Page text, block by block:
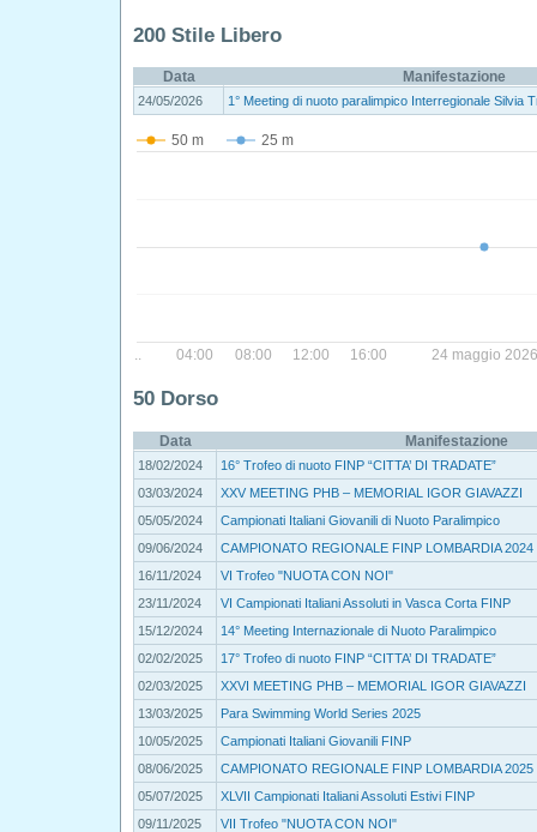
200 Stile Libero
Data Manifestazione
24/05/2026 1° Meeting di nuoto paralimpico Interregionale Silvia
50 m 25 m
.. 24 maggio 2026
04:00 08:00 12:00 16:00
50 Dorso
Data Manifestazione
18/02/2024
16° Trofeo di nuoto FINP “CITTA’ DI TRADATE”
03/03/2024
XXV MEETING PHB – MEMORIAL IGOR GIAVAZZI
05/05/2024
Campionati Italiani Giovanili di Nuoto Paralimpico
09/06/2024
CAMPIONATO REGIONALE FINP LOMBARDIA 2024
16/11/2024
VI Trofeo "NUOTA CON NOI"
23/11/2024
VI Campionati Italiani Assoluti in Vasca Corta FINP
15/12/2024
14° Meeting Internazionale di Nuoto Paralimpico
02/02/2025
17° Trofeo di nuoto FINP “CITTA’ DI TRADATE”
02/03/2025
XXVI MEETING PHB – MEMORIAL IGOR GIAVAZZI
13/03/2025
Para Swimming World Series 2025
10/05/2025
Campionati Italiani Giovanili FINP
08/06/2025
CAMPIONATO REGIONALE FINP LOMBARDIA 2025
05/07/2025
XLVII Campionati Italiani Assoluti Estivi FINP
09/11/2025
VII Trofeo "NUOTA CON NOI"